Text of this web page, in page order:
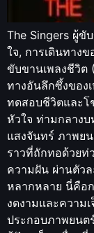
The Singers ผู้ขั
ใจ, การเดินทางข
ขับขานเพลงชีวิต
ทางอันลึกซึ้งของ
ทดสอบชีวิตและโ
หัวใจ ท่ามกลาง
แสงจันทร์ ภาพยน
ราวที่ถักทอด้วยท่
ความฝัน ผ่านตัว
หลากหลาย นี่คือ
งดงามและความ
ประกอบภาพยนต